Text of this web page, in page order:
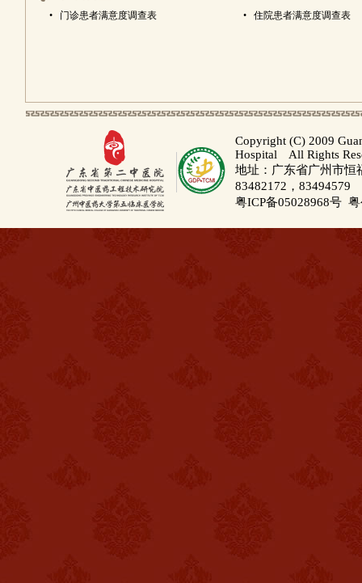
• 门诊患者满意度调查表 • 住院患者满意度调查表
Copyright (C) 2009
Hospital All Rights
地址：广东省广州市
83482172，83494579
粤ICP备05028968号